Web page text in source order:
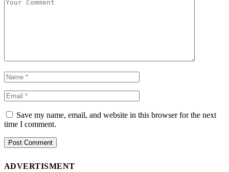
Save my name, email, and website in this browser for the next
time I comment.
ADVERTISMENT